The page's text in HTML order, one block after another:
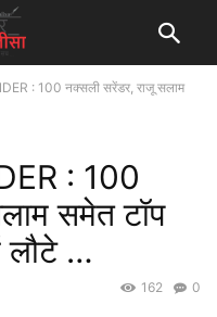
: 100 नक्सली सरेंडर, राजू सलाम
: 100
समेत टॉप
लौटे …
0
162